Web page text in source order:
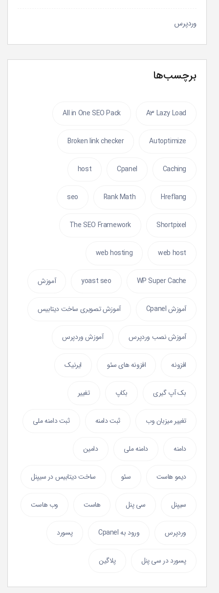
وردپرس
برچسب‌ها
A3 Lazy Load
All in One SEO Pack
Autoptimize
Broken link checker
Caching
Cpanel
host
Hreflang
Rank Math
seo
Shortpixel
The SEO Framework
web host
web hosting
WP Super Cache
yoast seo آموزش
آموزش Cpanel آموزش تصویری ساخت دیتابیس
آموزش نصب وردپرس آموزش وردپرس
افزونه افزونه های سئو ایرنیک
بک آپ گیری بکاپ تغییر
تغییر میزبان وب ثبت دامنه ثبت دامنه ملی
دامنه دامنه ملی دامین
دیمو هاست سئو ساخت دیتابیس در سیپنل
سیپنل سی پنل هاست وب هاست
وردپرس ورود به Cpanel پسورد
پسورد در سی پنل پلاگین